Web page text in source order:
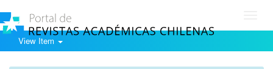
View Item